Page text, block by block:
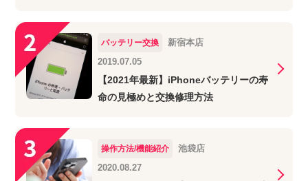
バッテリー交換
新宿本店
2019.07.05
【2021年最新】iPhoneバッテリーの寿
命の見極めと交換修理方法
操作方法/機能紹介
池袋店
2020.08.27